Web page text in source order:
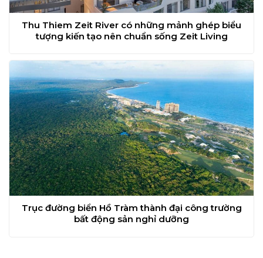
Thu Thiem Zeit River có những mảnh ghép biểu
tượng kiến tạo nên chuẩn sống Zeit Living
Trục đường biển Hồ Tràm thành đại công trường
bất động sản nghỉ dưỡng